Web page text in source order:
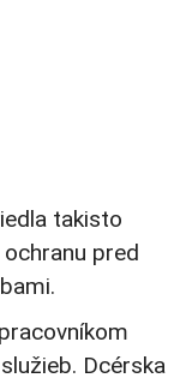
takisto
pred
Dcérska